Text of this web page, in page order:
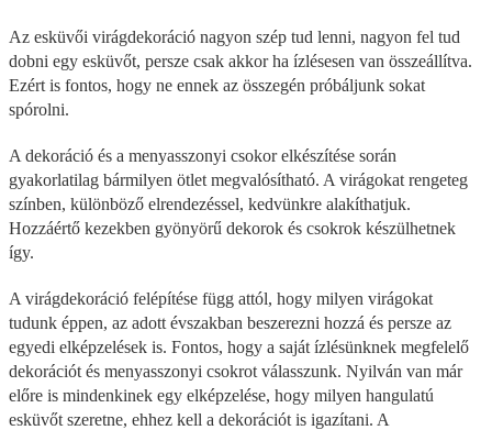
Az esküvői virágdekoráció nagyon szép tud lenni, nagyon fel tud
dobni egy esküvőt, persze csak akkor ha ízlésesen van összeállítva.
Ezért is fontos, hogy ne ennek az összegén próbáljunk sokat
spórolni.
A dekoráció és a menyasszonyi csokor elkészítése során
gyakorlatilag bármilyen ötlet megvalósítható. A virágokat rengeteg
színben, különböző elrendezéssel, kedvünkre alakíthatjuk.
Hozzáértő kezekben gyönyörű dekorok és csokrok készülhetnek
így.
A virágdekoráció felépítése függ attól, hogy milyen virágokat
tudunk éppen, az adott évszakban beszerezni hozzá és persze az
egyedi elképzelések is. Fontos, hogy a saját ízlésünknek megfelelő
dekorációt és menyasszonyi csokrot válasszunk. Nyilván van már
előre is mindenkinek egy elképzelése, hogy milyen hangulatú
esküvőt szeretne, ehhez kell a dekorációt is igazítani. A